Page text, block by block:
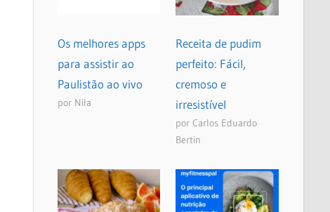
Os melhores apps
para assistir ao
Paulistão ao vivo
por Nila
Receita de pudim
perfeito: Fácil,
cremoso e
irresistível
por Carlos Eduardo
Bertin